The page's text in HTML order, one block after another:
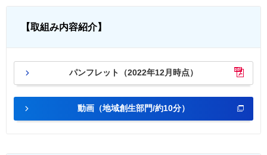
【取組み内容紹介】
パンフレット（2022年12月時点）
動画（地域創生部門/約10分）